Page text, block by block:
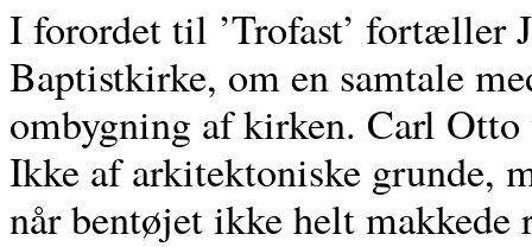
I forordet til ’Trofast’ fortæller
Baptistkirke, om en samtale
ombygning af kirken. Carl
Ikke af arkitektoniske grunde,
når bentøjet ikke helt makkede